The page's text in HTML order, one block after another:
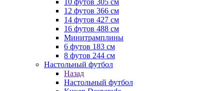
10 футов 305 см
12 футов 366 см
14 футов 427 см
16 футов 488 см
Минитрамплины
6 футов 183 см
8 футов 244 см
Настольный футбол
Назад
Настольный футбол